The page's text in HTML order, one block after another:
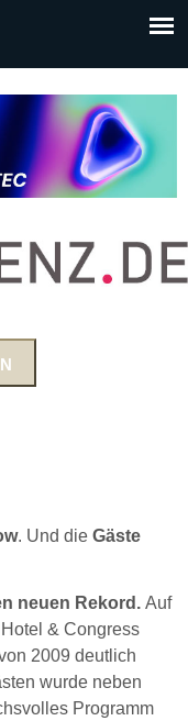
. Und die Gäste
neuen Rekord. Auf
& Congress
2009 deutlich
wurde neben
Programm